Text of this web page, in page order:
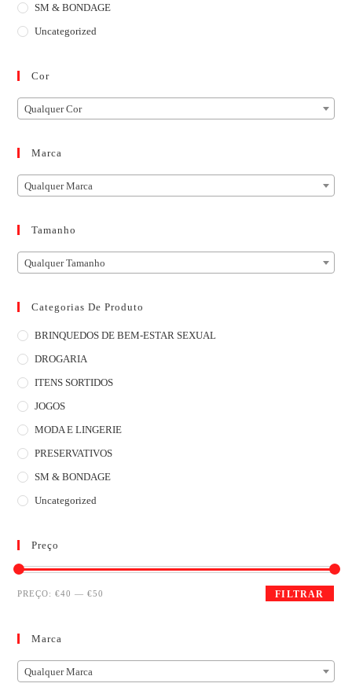
SM & BONDAGE
Uncategorized
Cor
Qualquer Cor
Marca
Qualquer Marca
Tamanho
Qualquer Tamanho
Categorias De Produto
BRINQUEDOS DE BEM-ESTAR SEXUAL
DROGARIA
ITENS SORTIDOS
JOGOS
MODA E LINGERIE
PRESERVATIVOS
SM & BONDAGE
Uncategorized
Preço
FILTRAR
PREÇO:€40 —€50
Marca
Qualquer Marca